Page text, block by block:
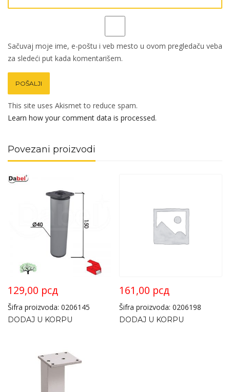
Sačuvaj moje ime, e-poštu i veb mesto u ovom pregledaču veba
za sledeći put kada komentarišem.
This site uses Akismet to reduce spam.
Learn how your comment data is processed.
Povezani proizvodi
129,00 рсд
Šifra proizvoda: 0206145
DODAJ U KORPU
161,00 рсд
Šifra proizvoda: 0206198
DODAJ U KORPU